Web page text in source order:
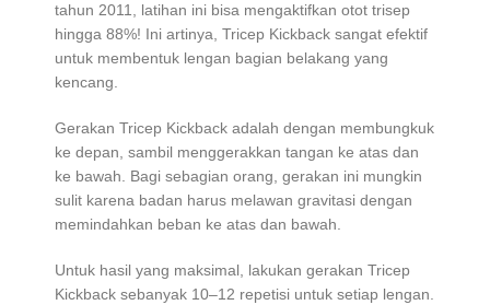
tahun 2011, latihan ini bisa mengaktifkan otot trisep
hingga 88%! Ini artinya, Tricep Kickback sangat efektif
untuk membentuk lengan bagian belakang yang
kencang.
Gerakan Tricep Kickback adalah dengan membungkuk
ke depan, sambil menggerakkan tangan ke atas dan
ke bawah. Bagi sebagian orang, gerakan ini mungkin
sulit karena badan harus melawan gravitasi dengan
memindahkan beban ke atas dan bawah.
Untuk hasil yang maksimal, lakukan gerakan Tricep
Kickback sebanyak 10–12 repetisi untuk setiap lengan.